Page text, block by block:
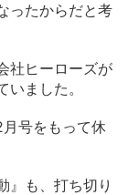
ったからだと考
社ヒーローズが
ました。
号をもって休
』も、打ち切り